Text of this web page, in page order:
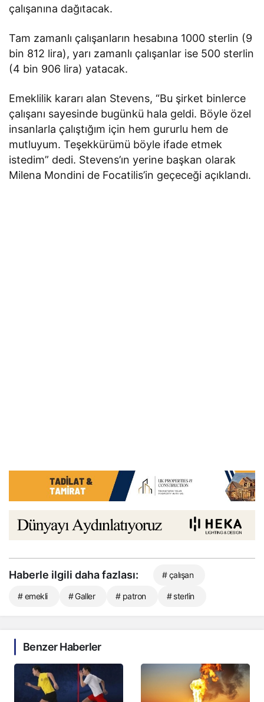
çalışanına dağıtacak.
Tam zamanlı çalışanların hesabına 1000 sterlin (9
bin 812 lira), yarı zamanlı çalışanlar ise 500 sterlin
(4 bin 906 lira) yatacak.
Emeklilik kararı alan Stevens, “Bu şirket binlerce
çalışanı sayesinde bugünkü hala geldi. Böyle özel
insanlarla çalıştığım için hem gururlu hem de
mutluyum. Teşekkürümü böyle ifade etmek
istedim” dedi. Stevens’ın yerine başkan olarak
Milena Mondini de Focatilis’in geçeceği açıklandı.
Haberle ilgili daha fazlası: # çalışan
# emekli # Galler # patron # sterlin
Benzer Haberler